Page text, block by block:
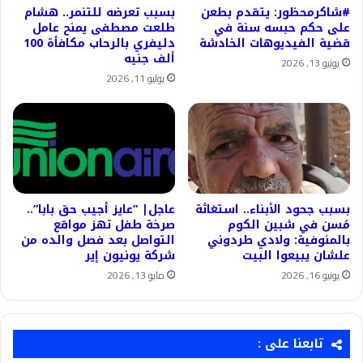
#شاكرمحظور: يتقدم بطعن
على حكم حبسه سنة في
قضية الفيديوهات الخادشة
يونيو 13, 2026
بسبب تعرضه للتنمر.. هشام
طلعت مصطفى يمنح عامل
دليفري بالرحاب مكافأة 100
ألف جنيه
يوليو 11, 2026
بسبب جحود الأبناء.. استغاثة
مُسن في شبين الكوم
بالمنوفية: ولادي طردوني
علشان يبيعوا البيت
يونيو 16, 2026
عاجل| “عايز أجيب حق بابا”..
صرخة طفل تهز مواقع
التواصل بعد فصل والده من
شركة يونيون إير
مايو 13, 2026
تابعنا على :